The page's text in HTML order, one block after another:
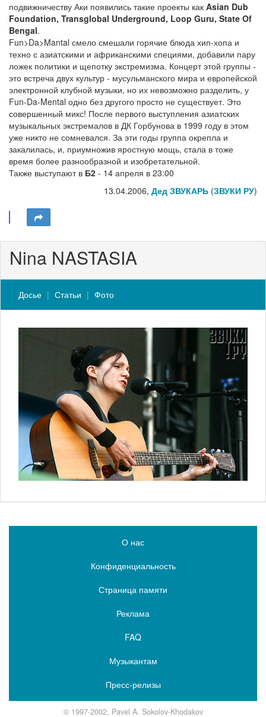
подвижничеству Аки появились такие проекты как Asian Dub
Foundation, Transglobal Underground, Loop Guru, State Of
Bengal.
Fun>Da>Mantal смело смешали горячие блюда хип-хопа и
техно с азиатскими и африканскими специями, добавили пару
ложек политики и щепотку экстремизма. Концерт этой группы -
это встреча двух культур - мусульманского мира и европейской
электронной клубной музыки, но их невозможно разделить, у
Fun-Da-Mental одно без другого просто не существует. Это
совершенный микс! После первого выступления азиатских
музыкальных экстремалов в ДК Горбунова в 1999 году в этом
уже никто не сомневался. За эти годы группа окрепла и
закалилась, и, приумножив яростную мощь, стала в тоже
время более разнообразной и изобретательной.
Также выступают в Б2 - 14 апреля в 23:00
13.04.2006, Дед ЗВУКАРЬ (ЗВУКИ РУ)
Nina NASTASIA
Досье Статьи Фото
О нас
Конфиденциальность
Страница памяти
Реклама
FAQ
Музыкантам
Пресс-релизы
© 1997-2002, Pavel A. Sokolov-Khodakov